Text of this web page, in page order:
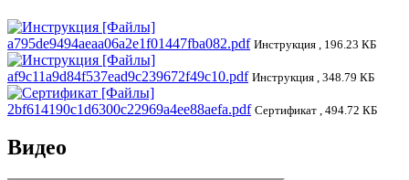
a795de9494aeaa06a2e1f01447fba082.pdf Инструкция , 196.23 КБ
af9c11a9d84f537ead9c239672f49c10.pdf Инструкция , 348.79 КБ
2bf614190c1d6300c22969a4ee88aefa.pdf Сертификат , 494.72 КБ
Видео